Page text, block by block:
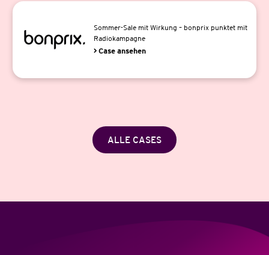
Sommer-Sale mit Wirkung – bonprix punktet mit
Radiokampagne
> Case ansehen
ALLE CASES